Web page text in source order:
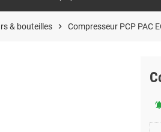
& bouteilles chevron_right Compresseur PCP PAC